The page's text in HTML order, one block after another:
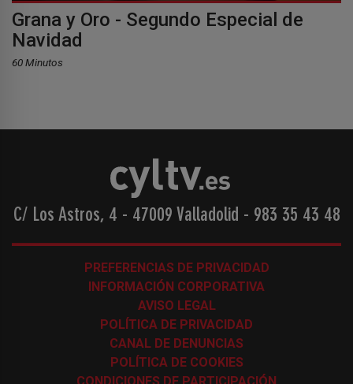
Grana y Oro - Segundo Especial de
Navidad
60 Minutos
C/ Los Astros, 4 - 47009 Valladolid - 983 35 43 48
PREFERENCIAS DE PRIVACIDAD
INFORMACIÓN CORPORATIVA
AVISO LEGAL
POLÍTICA DE PRIVACIDAD
CANAL DE DENUNCIAS
POLÍTICA DE COOKIES